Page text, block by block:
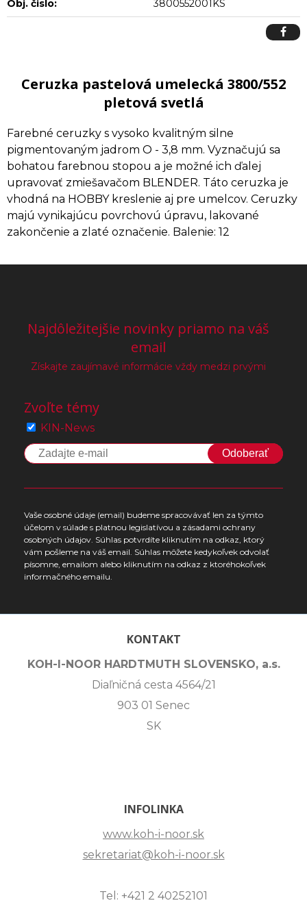
Obj. čislo: 3800552001KS
Ceruzka pastelová umelecká 3800/552
pletová svetlá
Farebné ceruzky s vysoko kvalitným silne
pigmentovaným jadrom O - 3,8 mm. Vyznačujú sa
bohatou farebnou stopou a je možné ich ďalej
upravovať zmiešavačom BLENDER. Táto ceruzka je
vhodná na HOBBY kreslenie aj pre umelcov. Ceruzky
majú vynikajúcu povrchovú úpravu, lakované
zakončenie a zlaté označenie. Balenie: 12
Najdôležitejšie novinky priamo na váš
email
Získajte zaujímavé informácie vždy medzi prvými
Zvoľte témy
KIN-News
Odoberať
Vaše osobné údaje (email) budeme spracovávať len za týmto
účelom v súlade s platnou legislatívou a zásadami ochrany
osobných údajov. Súhlas potvrdíte kliknutím na odkaz, ktorý
vám pošleme na váš email. Súhlas môžete kedykoľvek odvolať
písomne, emailom alebo kliknutím na odkaz z ktoréhokoľvek
informačného emailu.
KONTAKT
KOH-I-NOOR HARDTMUTH SLOVENSKO, a.s.
Diaľničná cesta 4564/21
903 01 Senec
SK
INFOLINKA
www.koh-i-noor.sk
sekretariat@koh-i-noor.sk
Tel: +421 2 40252101